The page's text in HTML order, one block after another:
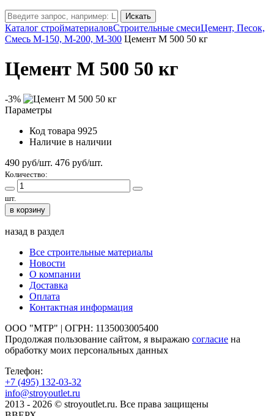
Искать
Каталог стройматериаловСтроительные смесиЦемент, Песок,
Смесь М-150, М-200, М-300 Цемент М 500 50 кг
Цемент М 500 50 кг
-3%
Параметры
Код товара 9925
Наличие в наличии
490 руб/шт. 476 руб/шт.
Количество:
шт.
в корзину
назад в раздел
Все строительные материалы
Новости
О компании
Доставка
Оплата
Контактная информация
ООО "МТР" | ОГРН: 1135003005400
Продолжая пользование сайтом, я выражаю согласие на
обработку моих персональных данных
Телефон:
+7 (495) 132-03-32
info@stroyoutlet.ru
2013 - 2026 © stroyoutlet.ru. Все права защищены